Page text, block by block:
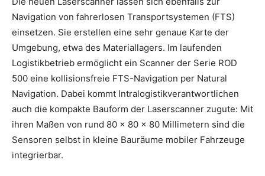
Navigation von fahrerlosen Transportsystemen (FTS)
einsetzen. Sie erstellen eine sehr genaue Karte der
Umgebung, etwa des Materiallagers. Im laufenden
Logistikbetrieb ermöglicht ein Scanner der Serie ROD
500 eine kollisionsfreie FTS-Navigation per Natural
Navigation. Dabei kommt Intralogistikverantwortlichen
auch die kompakte Bauform der Laserscanner zugute: Mit
ihren Maßen von rund 80 x 80 x 80 Millimetern sind die
Sensoren selbst in kleine Bauräume mobiler Fahrzeuge
integrierbar.